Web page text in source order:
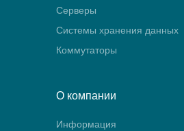
Серверы
Системы хранения данных
Коммутаторы
О компании
Информация